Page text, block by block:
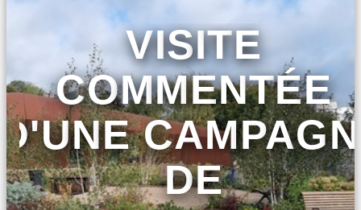
VISITE
COMMENTÉE
D'UNE
DE